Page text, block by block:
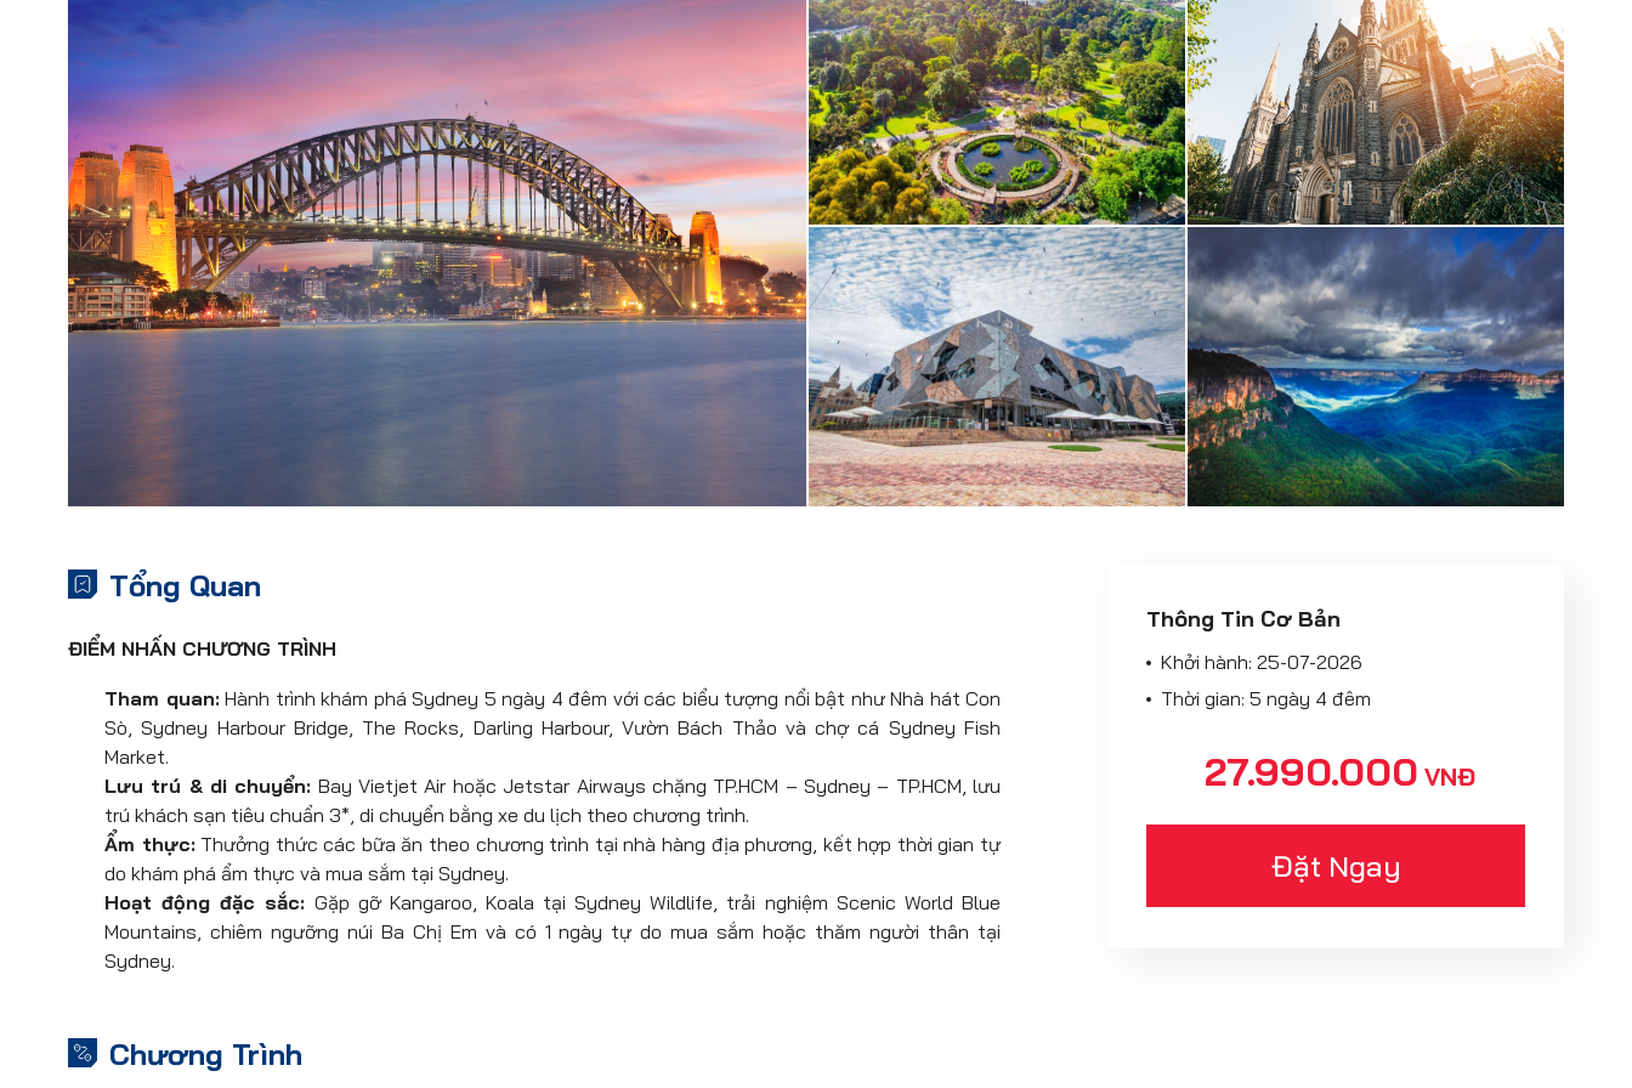
Tổng Quan
ĐIỂM NHẤN CHƯƠNG TRÌNH
Tham quan:Hành trình khám phá Sydney 5 ngày 4 đêm với các biểu tượng nổi bật như Nhà hát Con
Sò, Sydney Harbour Bridge, The Rocks, Darling Harbour, Vườn Bách Thảo và chợ cá Sydney Fish
Market.
Lưu trú & di chuyển: Bay Vietjet Air hoặc Jetstar Airways chặng TP.HCM – Sydney – TP.HCM, lưu
trú khách sạn tiêu chuẩn 3*, di chuyển bằng xe du lịch theo chương trình.
Ẩm thực:Thưởng thức các bữa ăn theo chương trình tại nhà hàng địa phương, kết hợp thời gian tự
do khám phá ẩm thực và mua sắm tại Sydney.
Hoạt động đặc sắc: Gặp gỡ Kangaroo, Koala tại Sydney Wildlife, trải nghiệm Scenic World Blue
Mountains, chiêm ngưỡng núi Ba Chị Em và có 1 ngày tự do mua sắm hoặc thăm người thân tại
Sydney.
Chương Trình
Thông Tin Cơ Bản
Khởi hành: 25-07-2026
Thời gian: 5 ngày 4 đêm
27.990.000 VNĐ
Đặt Ngay